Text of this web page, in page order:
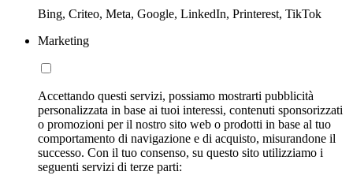
Bing, Criteo, Meta, Google, LinkedIn, Printerest, TikTok
Marketing
Accettando questi servizi, possiamo mostrarti pubblicità
personalizzata in base ai tuoi interessi, contenuti sponsorizzati
o promozioni per il nostro sito web o prodotti in base al tuo
comportamento di navigazione e di acquisto, misurandone il
successo. Con il tuo consenso, su questo sito utilizziamo i
seguenti servizi di terze parti: